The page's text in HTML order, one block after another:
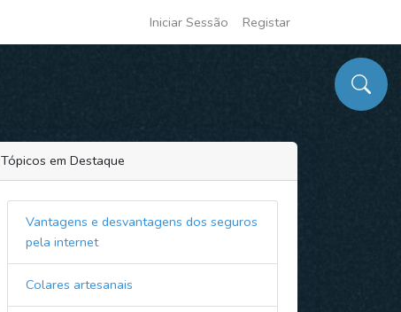
Iniciar Sessão Registar
Tópicos em Destaque
Vantagens e desvantagens dos seguros
pela internet
Colares artesanais